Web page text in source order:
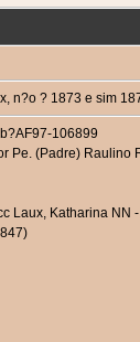
n?o ? 1873 e sim
106899
Pe. (Padre) Raulino
Laux, Katharina